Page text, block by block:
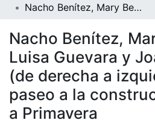
Nacho Benítez, Mary Benítez, Luisa Guevara y Joaquín Muriel (de derecha a izquierda), de paseo a la construcción de la Vía a Primavera
Nacho Benítez,
Luisa Guevara y
(de derecha a
paseo a la
a Primavera